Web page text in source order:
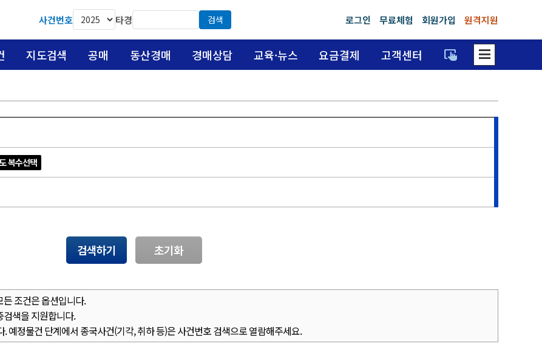
사건번호 타경 검색 로그인 무료체험 회원가입 원격지원
지도검색 공매 동산경매 경매상담 교육·뉴스 요금결제 고객센터 trackpad_input dehaze
복수선택
검색하기 초기화
조건은 옵션입니다.
검색을 지원합니다.
예정물건 단계에서 종국사건(기각, 취하 등)은 사건번호 검색으로 열람해주세요.